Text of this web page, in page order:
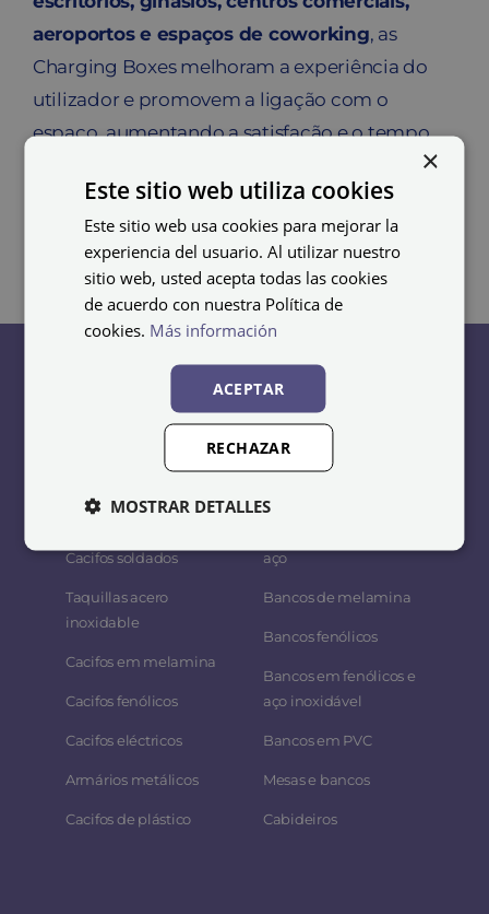
aeroportos e espaços de coworking, as
Charging Boxes melhoram a experiência do
utilizador e promovem a ligação com o
espaço, aumentando a satisfação e o tempo
de permanência no local. Uma solução segura,
funcional e pronta a usar desde o primeiro dia.
Cacifos metálicos
económicos
Cacifos soldados
Taquillas acero
inoxidable
Cacifos em melamina
Cacifos fenólicos
Cacifos eléctricos
Armários metálicos
Cacifos de plástico
Bancos
aço
Bancos de melamina
Bancos fenólicos
Bancos em fenólicos e
aço inoxidável
Bancos em PVC
Mesas e bancos
Cabideiros
×
Este sitio web utiliza cookies
Este sitio web usa cookies para mejorar la
experiencia del usuario. Al utilizar nuestro
sitio web, usted acepta todas las cookies
de acuerdo con nuestra Política de
cookies. Más información
ACEPTAR
RECHAZAR
MOSTRAR DETALLES